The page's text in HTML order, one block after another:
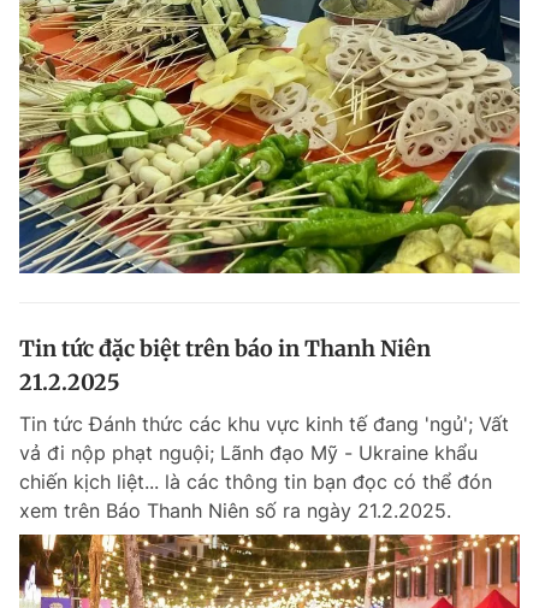
Tin tức đặc biệt trên báo in Thanh Niên
21.2.2025
Tin tức Đánh thức các khu vực kinh tế đang 'ngủ'; Vất
vả đi nộp phạt nguội; Lãnh đạo Mỹ - Ukraine khẩu
chiến kịch liệt... là các thông tin bạn đọc có thể đón
xem trên Báo Thanh Niên số ra ngày 21.2.2025.